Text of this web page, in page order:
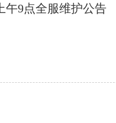
午9点全服维护公告